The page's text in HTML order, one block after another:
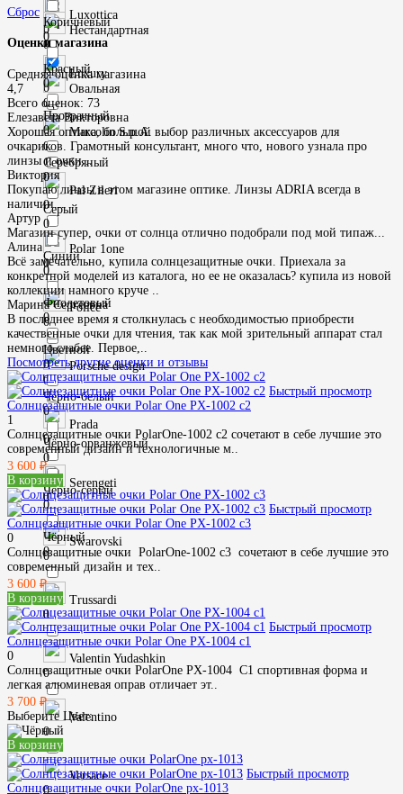
Luxottica
0
Luxury
0
Marcolin S.p.A.
0
Pal Zileri
0
Polar 1one
0
Police
0
Porsche design
0
Prada
0
Serengeti
0
Swarovski
0
Trussardi
0
Valentin Yudashkin
0
Valentino
0
Versace
0
Нестандартная
0
Овальная
0
Коричневый
0
Красный
0
Прозрачный
0
Серебряный
0
Серый
0
Синий
0
Фиолетовый
0
Цветной
0
Чёрно-белый
0
Чёрно-орванжевый
0
Чёрно-серый
0
Чёрный
0
Сброс
Оценки магазина
Средняя оценка магазина
4,7
Всего оценок: 73
Елезавета Викторовна
Хорошая оптика, большой выбор различных аксессуаров для
очкариков. Грамотный консультант, много что, нового узнала про
линзы и очки...
Виктория
Покупаю линзы в этом магазине оптике. Линзы ADRIA всегда в
наличии...
Артур
Магазин супер, очки от солнца отлично подобрали под мой типаж...
Алина
Всё замечательно, купила солнцезащитные очки. Приехала за
конкретной моделей из каталога, но ее не оказалась? купила из новой
коллекции намного круче ..
Марина Сергеевна
В последнее время я столкнулась с необходимостью приобрести
качественные очки для чтения, так как мой зрительный аппарат стал
немного слабее. Первое,..
Посмотреть другие оценки и отзывы
Быстрый просмотр
Солнцезащитные очки Polar One PX-1002 c2
1
Солнцезащитные очки PolarOne-1002 c2 сочетают в себе лучшие это
современный дизайн и технологичные м..
3 600 ₽
В корзину
Быстрый просмотр
Солнцезащитные очки Polar One PX-1002 c3
0
Солнцезащитные очки PolarOne-1002 c3 сочетают в себе лучшие это
современный дизайн и тех..
3 600 ₽
В корзину
Быстрый просмотр
Солнцезащитные очки Polar One PX-1004 с1
0
Солнцезащитные очки PolarOne PX-1004 C1 спортивная форма и
легкая алюминевая оправ отличает эт..
3 700 ₽
Выберите Цвет:
В корзину
Быстрый просмотр
Солнцезащитные очки PolarOne px-1013